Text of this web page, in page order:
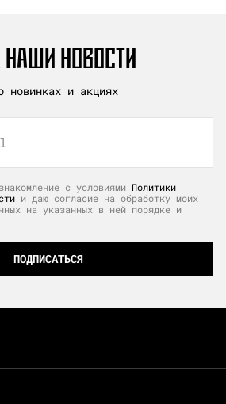
НОВОСТИ
новинках и акциях
с условиями Политики
и даю согласие на обработку моих
на указанных в ней порядке и
ПОДПИСАТЬСЯ